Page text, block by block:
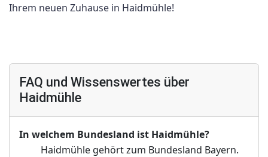
Ihrem neuen Zuhause in Haidmühle!
FAQ und Wissenswertes über
Haidmühle
In welchem Bundesland ist Haidmühle?
Haidmühle gehört zum Bundesland Bayern.